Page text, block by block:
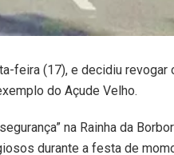
feira (17), e decidiu revogar
do Açude Velho.
na Rainha da
durante a festa de